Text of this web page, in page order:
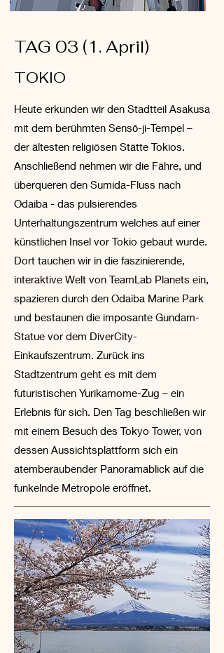
TAG 03 (1. April)
TOKIO
Heute erkunden wir den Stadtteil Asakusa
mit dem berühmten Sensō-ji-Tempel –
der ältesten religiösen Stätte Tokios.
Anschließend nehmen wir die Fähre, und
überqueren den Sumida-Fluss nach
Odaiba - das pulsierendes
Unterhaltungszentrum welches auf einer
künstlichen Insel vor Tokio gebaut wurde.
Dort tauchen wir in die faszinierende,
interaktive Welt von TeamLab Planets ein,
spazieren durch den Odaiba Marine Park
und bestaunen die imposante Gundam-
Statue vor dem DiverCity-
Einkaufszentrum. Zurück ins
Stadtzentrum geht es mit dem
futuristischen Yurikamome-Zug – ein
Erlebnis für sich. Den Tag beschließen wir
mit einem Besuch des Tokyo Tower, von
dessen Aussichtsplattform sich ein
atemberaubender Panoramablick auf die
funkelnde Metropole eröffnet.